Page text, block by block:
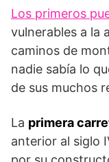
Los primeros
vulnerables a la
caminos de
nadie sabía lo
de sus muchos
La primera
anterior al siglo